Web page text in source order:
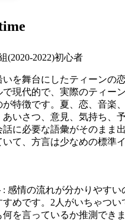
(2020-2022)初心者
いを舞台にしたティーンの
現代的で、実際のティー
が特徴です。夏、恋、音楽
いさつ、意見、気持ち、
話に必要な語彙がそのまま
いて、方言は少なめの標準
: 感情の流れが分かりやすい
めです。2人がいちゃつい
を言っているか推測でき